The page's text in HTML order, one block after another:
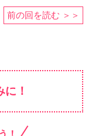
前の回を読む ＞＞
！
！